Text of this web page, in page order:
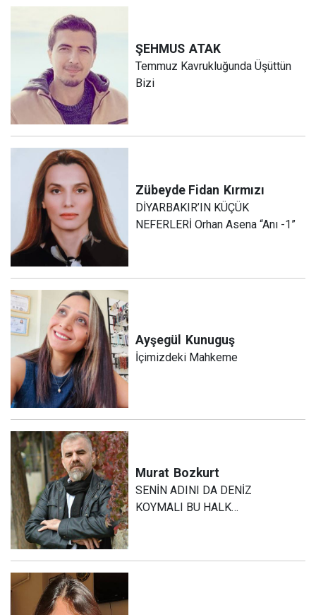
ŞEHMUS ATAK
Temmuz Kavrukluğunda Üşüttün
Bizi
Zübeyde Fidan Kırmızı
DİYARBAKIR’IN KÜÇÜK
NEFERLERİ Orhan Asena “Anı -1”
Ayşegül Kunuguş
İçimizdeki Mahkeme
Murat Bozkurt
SENİN ADINI DA DENİZ
KOYMALI BU HALK…